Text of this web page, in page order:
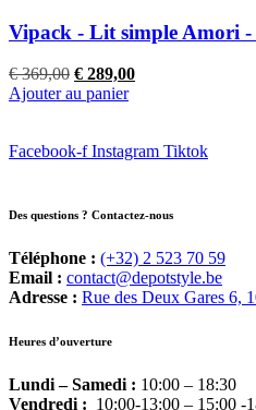
Vipack - Lit simple Amori -
€369,00 Le
prix
€ 369,00.
€ 289,00Le
€ 289,00.
Ajouter au panier
Facebook-f Instagram Tiktok
Des questions ? Contactez-nous
Téléphone : (+32) 2 523 70 59
Email : contact@depotstyle.be
Adresse : Rue des Deux Gares 6,
Heures d’ouverture
Lundi – Samedi : 10:00 – 18:30
Vendredi : 10:00-13:00 – 15:00 -